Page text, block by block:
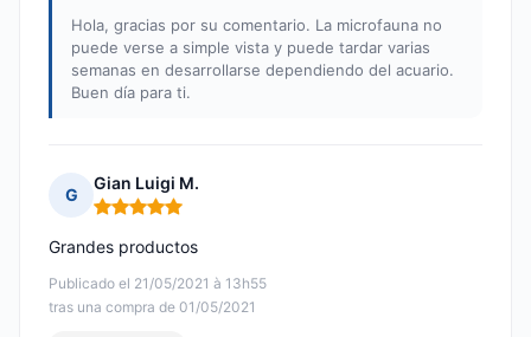
Hola, gracias por su comentario. La microfauna no
puede verse a simple vista y puede tardar varias
semanas en desarrollarse dependiendo del acuario.
Buen día para ti.
G
Gian Luigi M.
Nota: 5 de 5
Publicado el 21/05/2021 à 13h55
tras una compra de 01/05/2021
Grandes productos